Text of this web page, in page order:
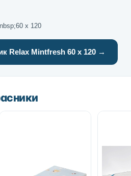
х 120
Relax Mintfresh 60 х 120 →